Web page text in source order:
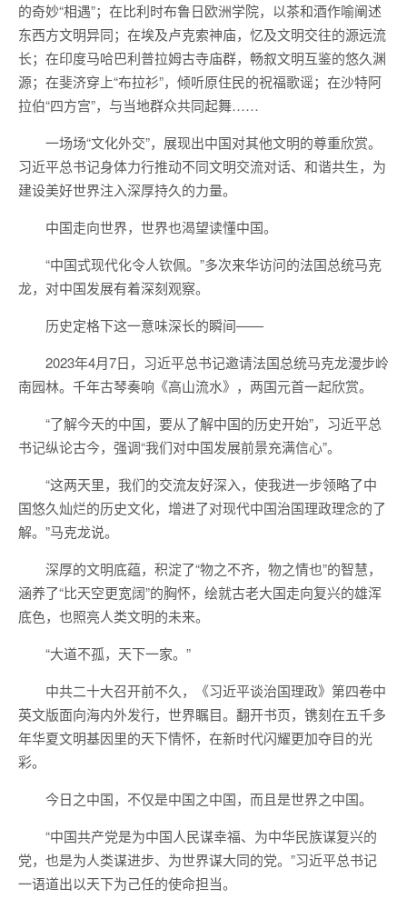
的奇妙“相遇”；在比利时布鲁日欧洲学院，以茶和酒作喻阐述
东西方文明异同；在埃及卢克索神庙，忆及文明交往的源远流
长；在印度马哈巴利普拉姆古寺庙群，畅叙文明互鉴的悠久渊
源；在斐济穿上“布拉衫”，倾听原住民的祝福歌谣；在沙特阿
拉伯“四方宫”，与当地群众共同起舞……
一场场“文化外交”，展现出中国对其他文明的尊重欣赏。
习近平总书记身体力行推动不同文明交流对话、和谐共生，为
建设美好世界注入深厚持久的力量。
中国走向世界，世界也渴望读懂中国。
“中国式现代化令人钦佩。”多次来华访问的法国总统马克
龙，对中国发展有着深刻观察。
历史定格下这一意味深长的瞬间——
2023年4月7日，习近平总书记邀请法国总统马克龙漫步岭
南园林。千年古琴奏响《高山流水》，两国元首一起欣赏。
“了解今天的中国，要从了解中国的历史开始”，习近平总
书记纵论古今，强调“我们对中国发展前景充满信心”。
“这两天里，我们的交流友好深入，使我进一步领略了中
国悠久灿烂的历史文化，增进了对现代中国治国理政理念的了
解。”马克龙说。
深厚的文明底蕴，积淀了“物之不齐，物之情也”的智慧，
涵养了“比天空更宽阔”的胸怀，绘就古老大国走向复兴的雄浑
底色，也照亮人类文明的未来。
“大道不孤，天下一家。”
中共二十大召开前不久，《习近平谈治国理政》第四卷中
英文版面向海内外发行，世界瞩目。翻开书页，镌刻在五千多
年华夏文明基因里的天下情怀，在新时代闪耀更加夺目的光
彩。
今日之中国，不仅是中国之中国，而且是世界之中国。
“中国共产党是为中国人民谋幸福、为中华民族谋复兴的
党，也是为人类谋进步、为世界谋大同的党。”习近平总书记
一语道出以天下为己任的使命担当。